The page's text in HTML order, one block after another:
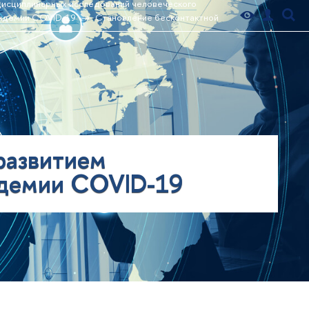
исследований человеческого
COVID-19
Становление бесконтактной
COVID-19